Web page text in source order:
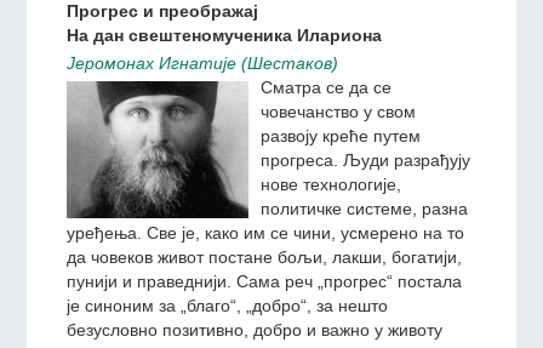
људи који тек улазе у
Цркву и омладина која иде
у школу. Њихов ум има
способности за учење, и они теже ка томе да
сазнају што више из веронауке, из богослужења,
из догмата Цркве и из њене историје.
Прогрес и преображај
На дан свештеномученика Илариона
Jeромонах Игнатиjе (Шестаков)
Сматра се да се
човечанство у свом
развоју креће путем